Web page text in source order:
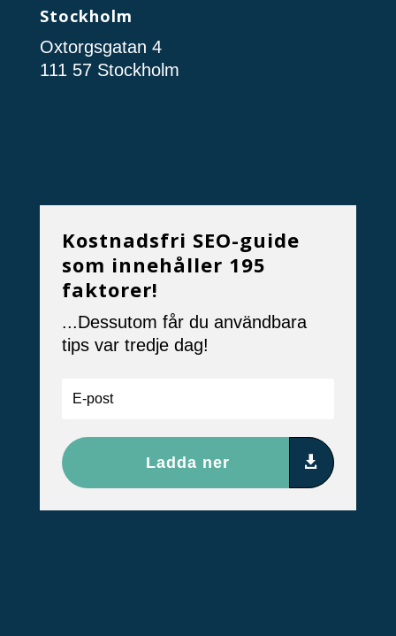
Stockholm
Oxtorgsgatan 4
111 57 Stockholm
Kostnadsfri SEO-guide
som innehåller 195
faktorer!
...Dessutom får du användbara
tips var tredje dag!
Ladda ner